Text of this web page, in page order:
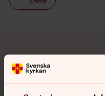
Kontakt